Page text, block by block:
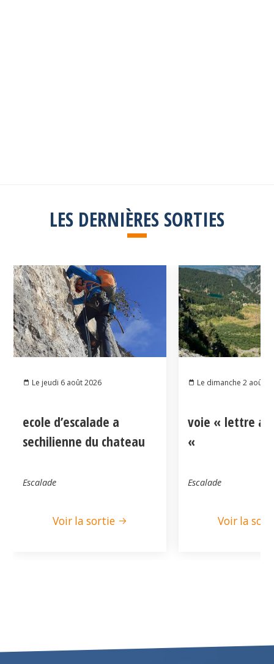
LES DERNIÈRES SORTIES
Le jeudi 6 août 2026
ecole d’escalade a
sechilienne du chateau
Escalade
Voir la sortie
Le dimanche 2 août
voie « lettre
«
Escalade
Voir la